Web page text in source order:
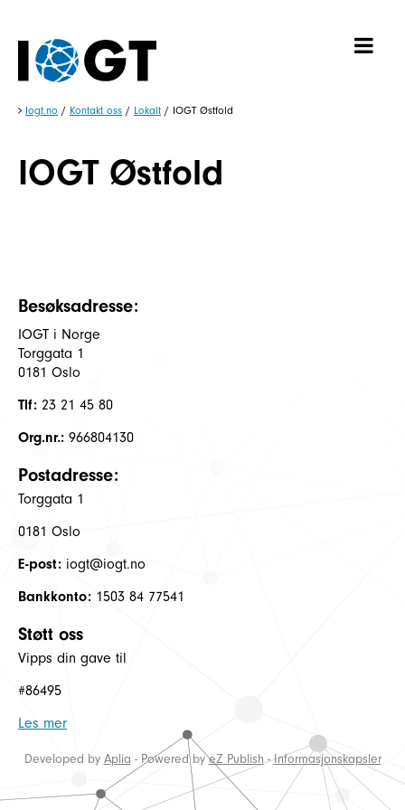
Iogt.no / Kontakt oss / Lokalt / IOGT Østfold
IOGT Østfold
Besøksadresse:
IOGT i Norge
Torggata 1
0181 Oslo
Tlf: 23 21 45 80
Org.nr.: 966804130
Postadresse:
Torggata 1
0181 Oslo
E-post: iogt@iogt.no
Bankkonto: 1503 84 77541
Støtt oss
Vipps din gave til
#86495
Les mer
Developed by Aplia - Powered byeZ Publish-Informasjonskapsler